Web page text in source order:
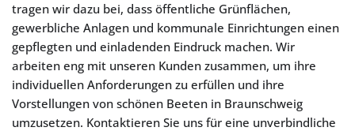
tragen wir dazu bei, dass öffentliche Grünflächen,
gewerbliche Anlagen und kommunale Einrichtungen einen
gepflegten und einladenden Eindruck machen. Wir
arbeiten eng mit unseren Kunden zusammen, um ihre
individuellen Anforderungen zu erfüllen und ihre
Vorstellungen von schönen Beeten in Braunschweig
umzusetzen. Kontaktieren Sie uns für eine unverbindliche